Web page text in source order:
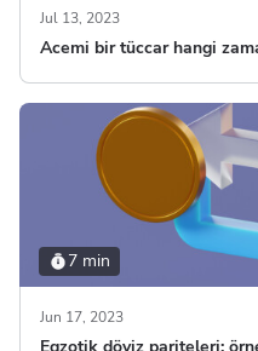
Jul 13, 2023
Acemi bir tüccar hangi
7 min
Jun 17, 2023